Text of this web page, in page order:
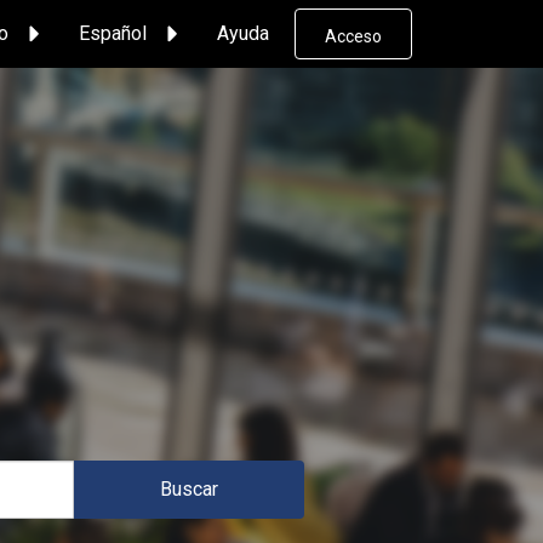
Español Ayuda Acceso
Buscar